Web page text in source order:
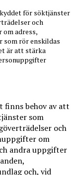
för söktjänster
och
adress,
som rör enskildas
är att stärka
finns behov av att
som
och
om
andra uppgifter
och, vid